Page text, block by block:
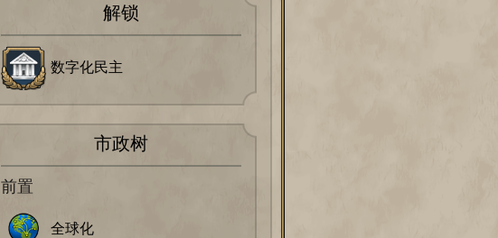
解锁
数字化民主
市政树
前置
全球化